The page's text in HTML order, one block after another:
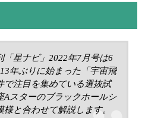
「星ナビ」2022年7月号は6
年ぶりに始まった「宇宙飛
で注目を集めている選抜試
Aスターのブラックホールシ
と合わせて解説します。